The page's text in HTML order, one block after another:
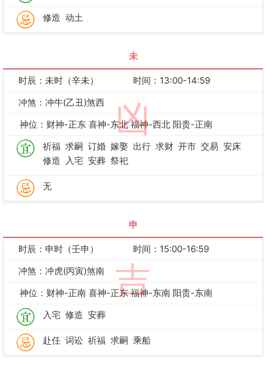
修造 动土
未
凶
时辰：未时（辛未）
时间：13:00-14:59
冲煞：冲牛(乙丑)煞西
神位：财神-正东 喜神-东北 福神-西北 阳贵-正南
祈福 求嗣 订婚 嫁娶 出行 求财 开市 交易 安床
修造
入宅 安葬 祭祀
无
申
吉
时辰：申时（壬申）
时间：15:00-16:59
冲煞：冲虎(丙寅)煞南
神位：财神-正南 喜神-正东 福神-东南 阳贵-东南
入宅 修造 安葬
赴任 词讼 祈福 求嗣 乘船